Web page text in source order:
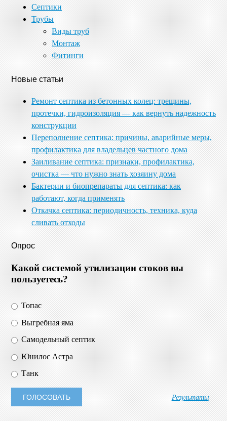
Септики
Трубы
Виды труб
Монтаж
Фитинги
Новые статьи
Ремонт септика из бетонных колец: трещины,
протечки, гидроизоляция — как вернуть надежность
конструкции
Переполнение септика: причины, аварийные меры,
профилактика для владельцев частного дома
Заиливание септика: признаки, профилактика,
очистка — что нужно знать хозяину дома
Бактерии и биопрепараты для септика: как
работают, когда применять
Откачка септика: периодичность, техника, куда
сливать отходы
Опрос
Какой системой утилизации стоков вы
пользуетесь?
Топас
Выгребная яма
Самодельный септик
Юнилос Астра
Танк
Результаты